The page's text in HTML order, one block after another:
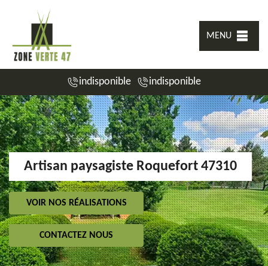
MENU
indisponible indisponible
Artisan paysagiste Roquefort 47310
VOIR NOS RÉALISATIONS
CONTACTEZ NOUS